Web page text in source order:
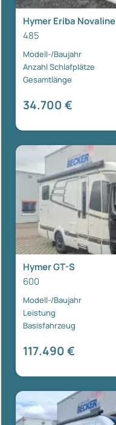
Hymer Eriba Novaline
485
Modell-/Baujahr
Anzahl Schlafplätze
Gesamtlänge
34.700 €
Hymer GT-S
600
Modell-/Baujahr
Leistung
Basisfahrzeug
117.490 €